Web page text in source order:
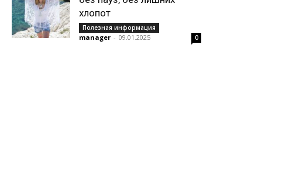
хлопот
Полезная информация
manager - 09.01.2025 0